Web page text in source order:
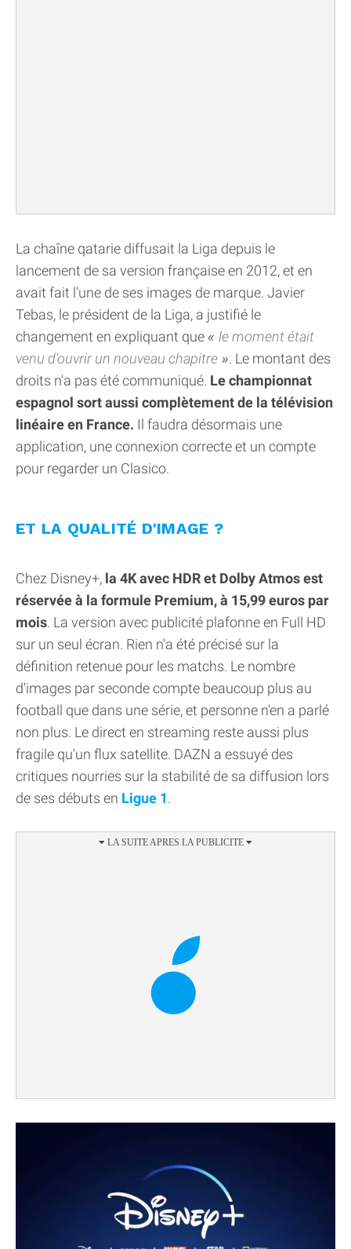
La chaîne qatarie diffusait la Liga depuis le
lancement de sa version française en 2012, et en
avait fait l'une de ses images de marque. Javier
Tebas, le président de la Liga, a justifié le
changement en expliquant que
le moment était
venu d'ouvrir un nouveau chapitre
. Le montant des
droits n'a pas été communiqué. Le championnat
espagnol sort aussi complètement de la télévision
linéaire en France. Il faudra désormais une
application, une connexion correcte et un compte
pour regarder un Clasico.
ET LA QUALITÉ D'IMAGE ?
Chez Disney+, la 4K avec HDR et Dolby Atmos est
réservée à la formule Premium, à 15,99 euros par
mois. La version avec publicité plafonne en Full HD
sur un seul écran. Rien n'a été précisé sur la
définition retenue pour les matchs. Le nombre
d'images par seconde compte beaucoup plus au
football que dans une série, et personne n'en a parlé
non plus. Le direct en streaming reste aussi plus
fragile qu'un flux satellite. DAZN a essuyé des
critiques nourries sur la stabilité de sa diffusion lors
de ses débuts en Ligue 1.